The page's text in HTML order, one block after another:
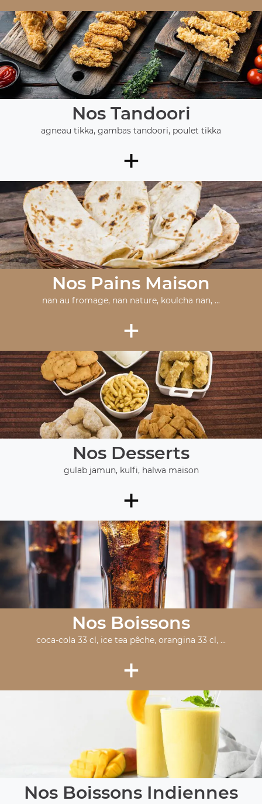
Nos Tandoori
agneau tikka, gambas tandoori, poulet tikka
+
Nos Pains Maison
nan au fromage, nan nature, koulcha nan, ...
+
Nos Desserts
gulab jamun, kulfi, halwa maison
+
Nos Boissons
coca-cola 33 cl, ice tea pêche, orangina 33 cl, ...
+
Nos Boissons Indiennes